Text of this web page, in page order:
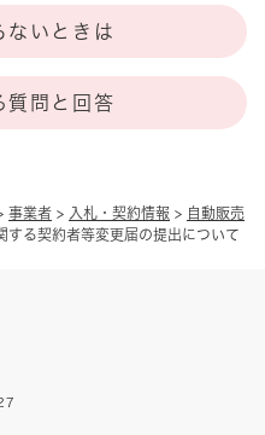
事業者 > 入札・契約情報 > 自動販売
する契約者等変更届の提出について
ないときは
質問と回答